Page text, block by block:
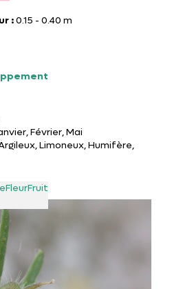
:0.15 - 0.40 m
Février, Mai
Limoneux, Humifère,
FleurFruit